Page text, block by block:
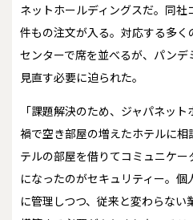
ネットホールディングスだ。同
件もの注文が入る。対応する多
センターで席を並べるが、パン
見直す必要に迫られた。
「課題解決のため、ジャパネッ
禍で空き部屋の増えたホテルに相
テルの部屋を借りてコミュニケ
になったのがセキュリティー。
に管理しつつ、従来と変わらな